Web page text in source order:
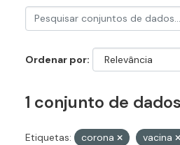
Ordenar por
1 conjunto de
Etiquetas: corona vacina